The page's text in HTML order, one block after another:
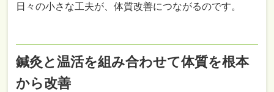
日々の小さな工夫が、体質改善につながるのです。
鍼灸と温活を組み合わせて体質を根本
から改善